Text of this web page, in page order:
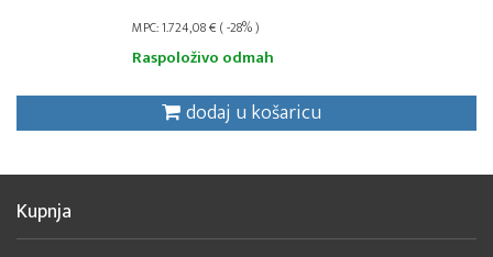
MPC: 1.724,08 € ( -28% )
Raspoloživo odmah
dodaj u košaricu
Kupnja